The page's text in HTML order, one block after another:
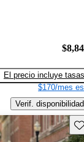
El precio incluye tasas
$170/mes
Verif. disponibilidad